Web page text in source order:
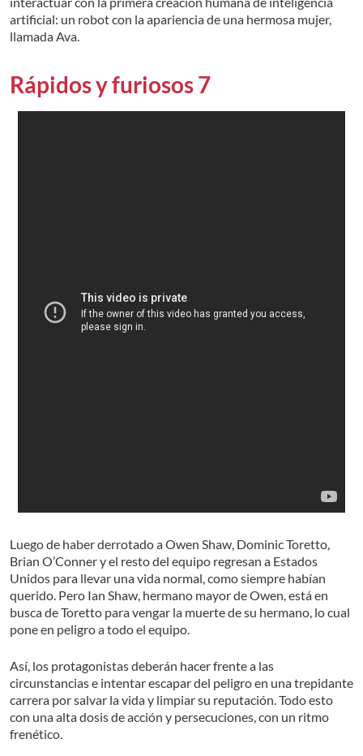
artificial: un robot con la apariencia de una hermosa mujer,
llamada Ava.
Rápidos y furiosos 7
Luego de haber derrotado a Owen Shaw, Dominic Toretto,
Brian O’Conner y el resto del equipo regresan a Estados
Unidos para llevar una vida normal, como siempre habían
querido. Pero Ian Shaw, hermano mayor de Owen, está en
busca de Toretto para vengar la muerte de su hermano, lo cual
pone en peligro a todo el equipo.
Así, los protagonistas deberán hacer frente a las
circunstancias e intentar escapar del peligro en una trepidante
carrera por salvar la vida y limpiar su reputación. Todo esto
con una alta dosis de acción y persecuciones, con un ritmo
frenético.